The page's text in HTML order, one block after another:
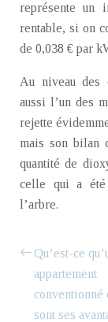
représente un
rentable, si on
de 0,038 € par
Au niveau des
aussi l’un des
rejette
mais son bilan
quantité de
celle qui a été
l’arbre.
Qu’est-ce
appartement
conventionné
sont ses